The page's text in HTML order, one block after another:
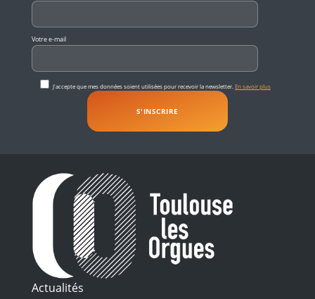
Votre e-mail
J'accepte que mes données soient utilisées pour recevoir la newsletter. En savoir plus
Actualités